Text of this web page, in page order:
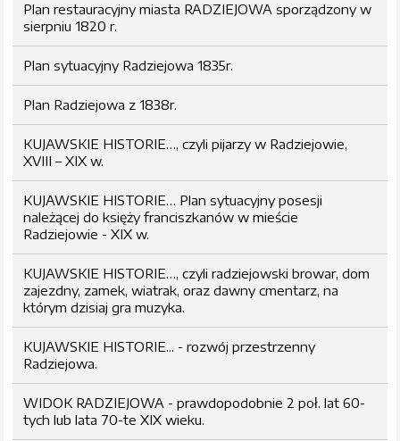
Plan restauracyjny miasta RADZIEJOWA sporządzony w
sierpniu 1820 r.
Plan sytuacyjny Radziejowa 1835r.
Plan Radziejowa z 1838r.
KUJAWSKIE HISTORIE…, czyli pijarzy w Radziejowie,
XVIII – XIX w.
KUJAWSKIE HISTORIE… Plan sytuacyjny posesji
należącej do księży franciszkanów w mieście
Radziejowie - XIX w.
KUJAWSKIE HISTORIE…, czyli radziejowski browar, dom
zajezdny, zamek, wiatrak, oraz dawny cmentarz, na
którym dzisiaj gra muzyka.
KUJAWSKIE HISTORIE... - rozwój przestrzenny
Radziejowa.
WIDOK RADZIEJOWA - prawdopodobnie 2 poł. lat 60-
tych lub lata 70-te XIX wieku.